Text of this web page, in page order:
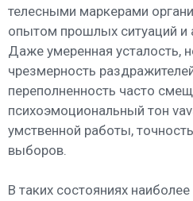
телесными маркерами
опытом прошлых ситуаций и
Даже умеренная усталость,
чрезмерность
переполненность часто
психоэмоциональный тон
умственной работы,
выборов.
В таких состояниях